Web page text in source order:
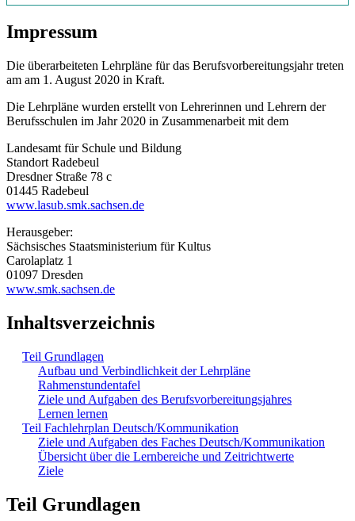
Impressum
Die überarbeiteten Lehrpläne für das Berufsvorbereitungsjahr treten
am am 1. August 2020 in Kraft.
Die Lehrpläne wurden erstellt von Lehrerinnen und Lehrern der
Berufsschulen im Jahr 2020 in Zusammenarbeit mit dem
Landesamt für Schule und Bildung
Standort Radebeul
Dresdner Straße 78 c
01445 Radebeul
www.lasub.smk.sachsen.de
Herausgeber:
Sächsisches Staatsministerium für Kultus
Carolaplatz 1
01097 Dresden
www.smk.sachsen.de
Inhaltsverzeichnis
Teil Grundlagen
Aufbau und Verbindlichkeit der Lehrpläne
Rahmenstundentafel
Ziele und Aufgaben des Berufsvorbereitungsjahres
Lernen lernen
Teil Fachlehrplan Deutsch/Kommunikation
Ziele und Aufgaben des Faches Deutsch/Kommunikation
Übersicht über die Lernbereiche und Zeitrichtwerte
Ziele
Teil Grundlagen